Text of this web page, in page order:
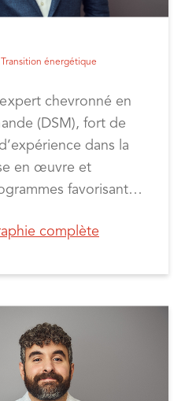
en gestion et en
et elle est
Elle détient les
énergétique
chevronné en
(DSM), fort de
dans la
en œuvre et
favorisant
En tant que
Lee dirige
en place de
innovateurs à
piloté la croissance
complète